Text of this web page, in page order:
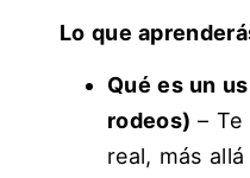
Lo que
Qué es un
rodeos) –
real, más